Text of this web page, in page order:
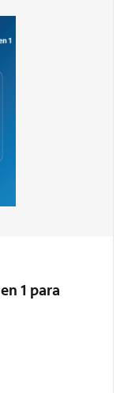
1 para